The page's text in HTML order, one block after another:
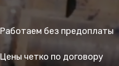
Работаем без предоплаты
Цены четко по договору